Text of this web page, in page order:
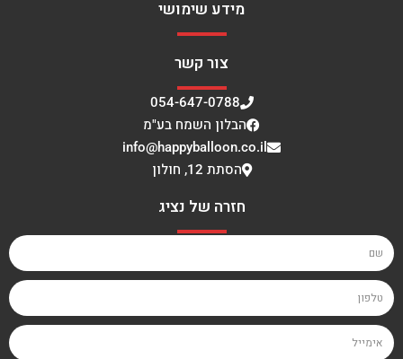
מידע שימושי
צור קשר
054-647-0788
הבלון השמח בע"מ
info@happyballoon.co.il
הסתת 12, חולון
חזרה של נציג